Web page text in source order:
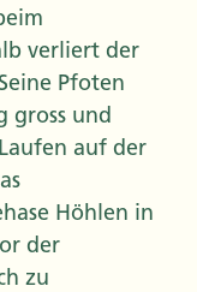
verliert der
Pfoten
gross und
auf der
Höhlen in
der
zu